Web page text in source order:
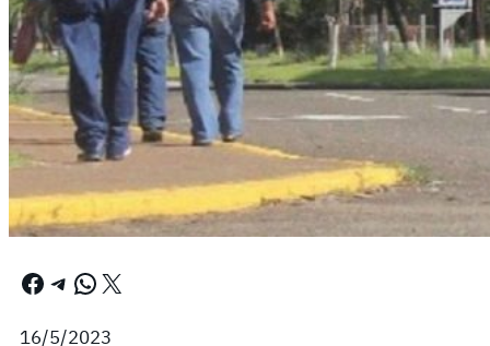
Facebook Telegram WhatsApp X
16/5/2023